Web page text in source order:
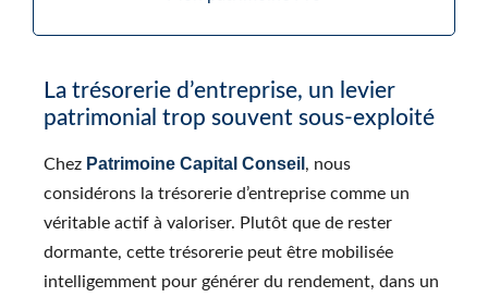
La trésorerie d’entreprise, un levier
patrimonial trop souvent sous-exploité
Chez Patrimoine Capital Conseil , nous
considérons la trésorerie d’entreprise comme un
véritable actif à valoriser. Plutôt que de rester
dormante, cette trésorerie peut être mobilisée
intelligemment pour générer du rendement, dans un